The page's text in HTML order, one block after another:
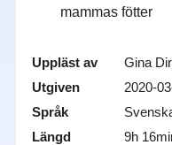
Uppläst av
Gina
Utgiven
2020-
Språk
Längd
9h